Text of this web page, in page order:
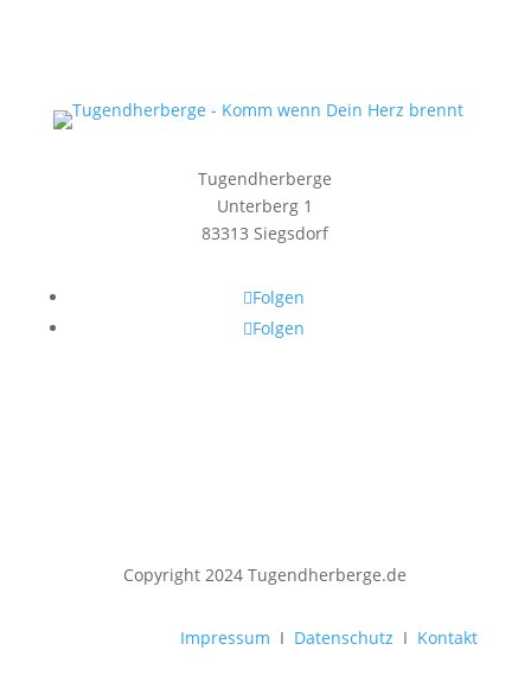
Tugendherberge
Unterberg 1
83313 Siegsdorf
Folgen
Folgen
Copyright 2024 Tugendherberge.de
Impressum I Datenschutz I Kontakt